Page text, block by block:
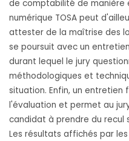
de comptabilité de manière
numérique TOSA peut
attester de la maîtrise des
se poursuit avec un
durant lequel le jury
méthodologiques et
situation. Enfin, un entretien
l'évaluation et permet au
candidat à prendre du recul
Les résultats affichés par